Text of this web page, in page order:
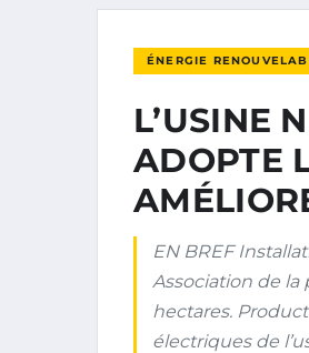
ÉNERGIE
L’USINE
ADOPTE
EN BREF
Association de la
hectares.
électriques de